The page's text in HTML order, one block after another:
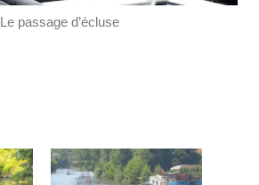
Le passage d’écluse